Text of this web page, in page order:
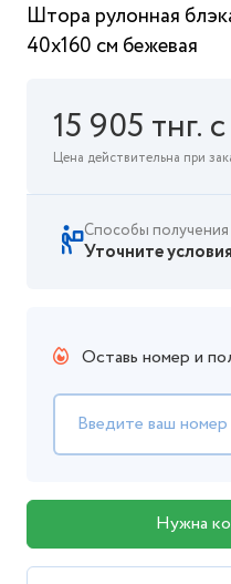
Штора рулонная
40x160 см бежевая
15 905 тнг.
Цена действительна при
Способы получения
Уточните
Оставь номер и
Нужна